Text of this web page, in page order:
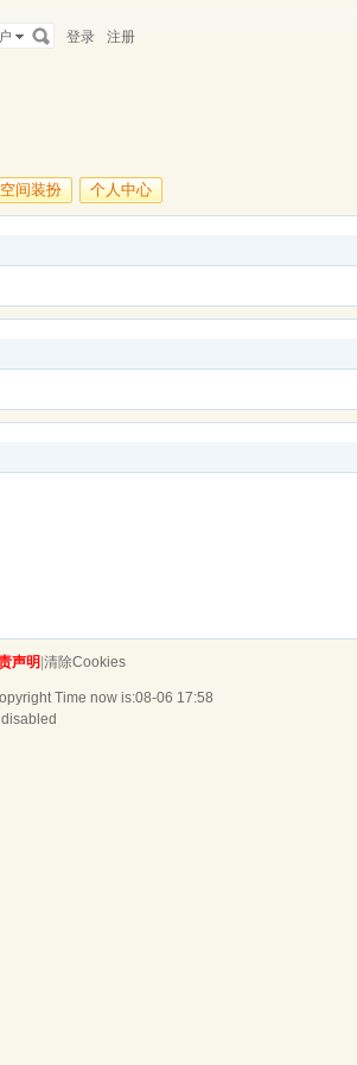
登录 注册
空间装扮 个人中心
声明 |清除Cookies
Time now is:08-06 17:58